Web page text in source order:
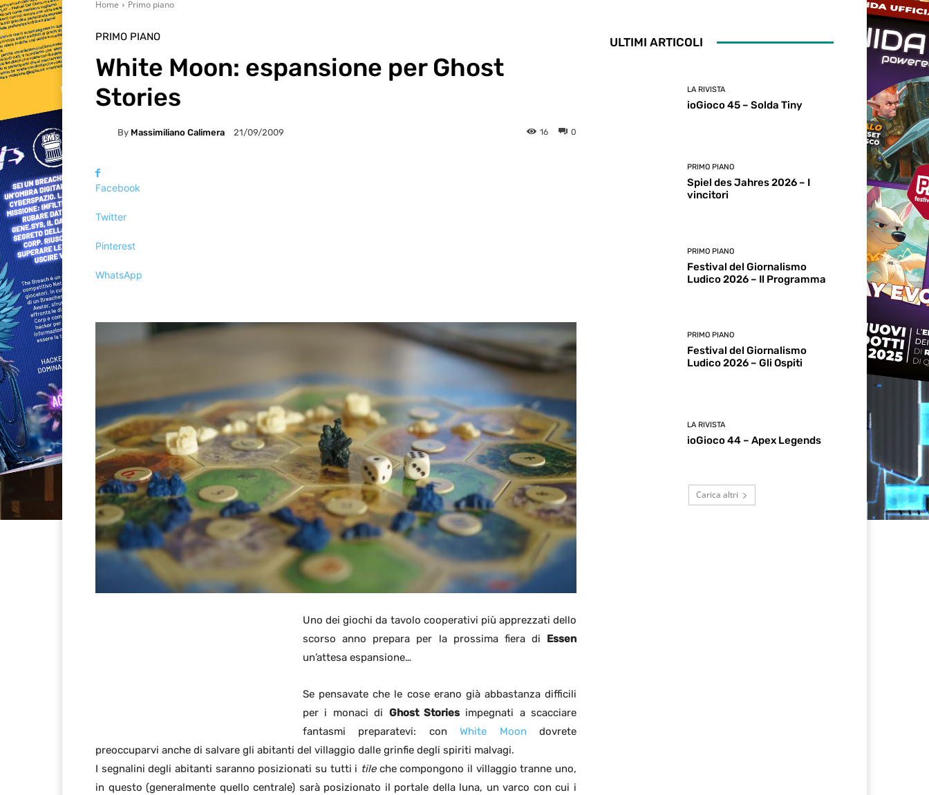
Home Primo piano
PRIMO PIANO
White Moon: espansione per Ghost
Stories
By Massimiliano Calimera 21/09/2009 0
16
Facebook
Twitter
Pinterest
WhatsApp
Uno dei giochi da tavolo cooperativi più apprezzati dello
scorso anno prepara per la prossima fiera di Essen
un’attesa espansione…
Se pensavate che le cose erano già abbastanza difficili
per i monaci di Ghost Storiesimpegnati a scacciare
fantasmi preparatevi: conWhite Moon dovrete
preoccuparvi anche di salvare gli abitanti del villaggio dalle grinfie degli spiriti malvagi.
I segnalini degli abitanti saranno posizionati su tutti i tileche compongono il villaggio tranne uno,
in questo (generalmente quello centrale) sarà posizionato il portale della luna, un varco con cui i
ULTIMI ARTICOLI
LA RIVISTA
ioGioco 45 – Solda Tiny
PRIMO PIANO
Spiel des Jahres 2026 – I
vincitori
PRIMO PIANO
Festival del Giornalismo
Ludico 2026 – Il Programma
PRIMO PIANO
Festival del Giornalismo
Ludico 2026 – Gli Ospiti
LA RIVISTA
ioGioco 44 – Apex Legends
Carica altri